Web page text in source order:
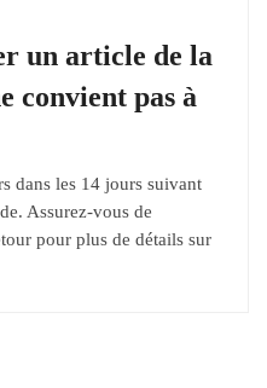
un article de la
convient pas à
dans les 14 jours suivant
Assurez-vous de
pour plus de détails sur